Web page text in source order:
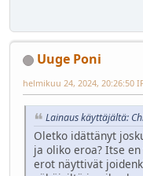
Uuge Poni
helmikuu 24, 2024, 20:26:50
Lainaus käyttäjältä:
Oletko idättänyt
ja oliko eroa? Itse
erot näyttivät